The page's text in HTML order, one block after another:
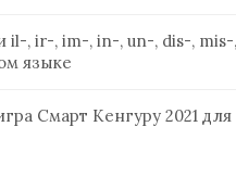
il-, ir-, im-, in-, un-, dis-,
языке
Смарт Кенгуру 2021 для